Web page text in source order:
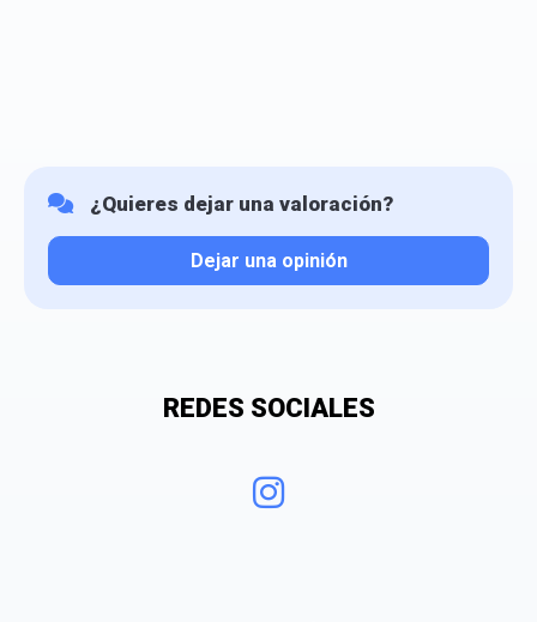
¿Quieres dejar una valoración?
Dejar una opinión
REDES SOCIALES